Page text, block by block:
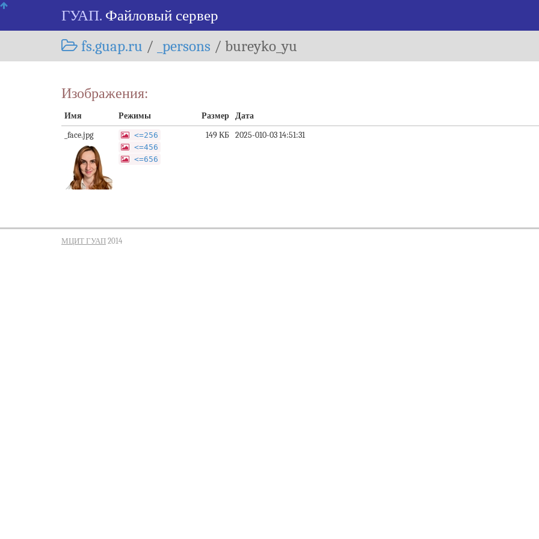
Skip
ГУАП. Файловый сервер
fs.guap.ru / _persons / bureyko_yu
Изображения:
Имя Режимы Размер Дата
_face.jpg
<=256
<=456
<=656
149 КБ 2025-010-03 14:51:31
МЦИТ ГУАП 2014